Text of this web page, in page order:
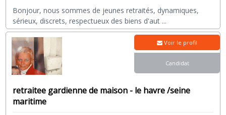
Bonjour, nous sommes de jeunes retraités, dynamiques,
sérieux, discrets, respectueux des biens d'aut ...
retraitee gardienne de maison - le havre /seine
maritime
Voir le profil
Candidat